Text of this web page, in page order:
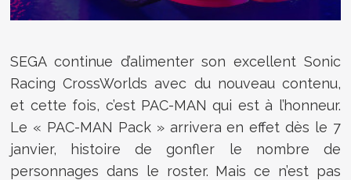
SEGA continue d’alimenter son excellent Sonic
Racing CrossWorlds avec du nouveau contenu,
et cette fois, c’est PAC-MAN qui est à l’honneur.
Le « PAC-MAN Pack » arrivera en effet dès le 7
janvier, histoire de gonfler le nombre de
personnages dans le roster. Mais ce n’est pas